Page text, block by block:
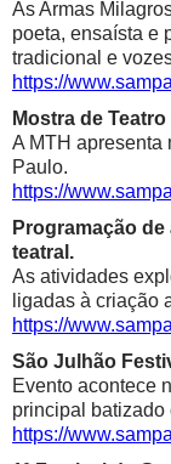
As Armas
poeta, ensaísta e
tradicional e
https://
Mostra de
A MTH apresenta
Paulo.
https://
Programação
teatral.
As atividades
ligadas à criação
https://
São Julhão
Evento acontece
principal batizado
https://